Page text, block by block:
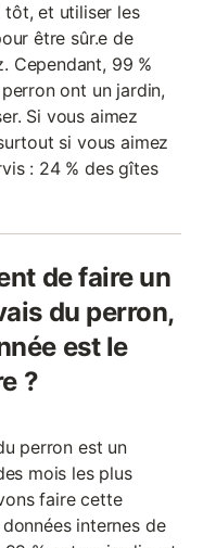
tôt, et utiliser les
être sûr.e de
Cependant, 99 %
ont un jardin,
Si vous aimez
si vous aimez
: 24 % des gîtes
de faire un
du perron,
est le
?
perron est un
mois les plus
faire cette
internes de